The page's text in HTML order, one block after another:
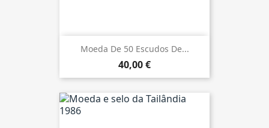
Moeda De 50 Escudos De...
40,00 €